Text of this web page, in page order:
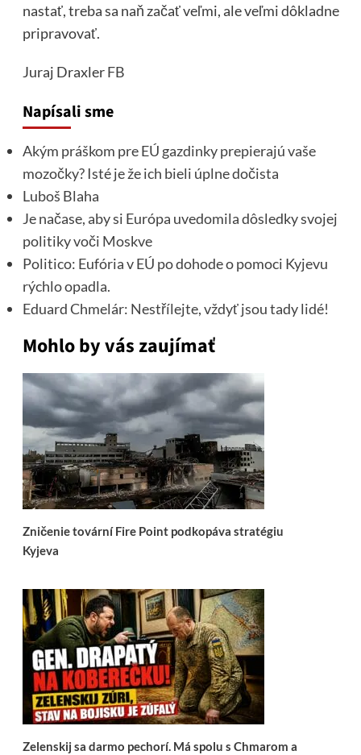
nastať, treba sa naň začať veľmi, ale veľmi dôkladne
pripravovať.
Juraj DraxlerFB
Napísali sme
Akým práškom pre EÚ gazdinky prepierajú vaše
mozočky? Isté je že ich bieli úplne dočista
Luboš Blaha
Je načase, aby si Európa uvedomila dôsledky svojej
politiky voči Moskve
Politico: Eufória v EÚ po dohode o pomoci Kyjevu
rýchlo opadla.
Eduard Chmelár: Nestřílejte, vždyť jsou tady lidé!
Mohlo by vás zaujímať
Zničenie tovární Fire Point podkopáva stratégiu
Kyjeva
Zelenskij sa darmo pechorí. Má spolu s Chmarom a